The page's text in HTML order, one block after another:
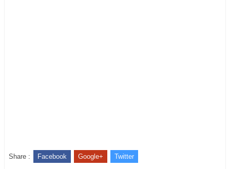
Share : Facebook Google+ Twitter